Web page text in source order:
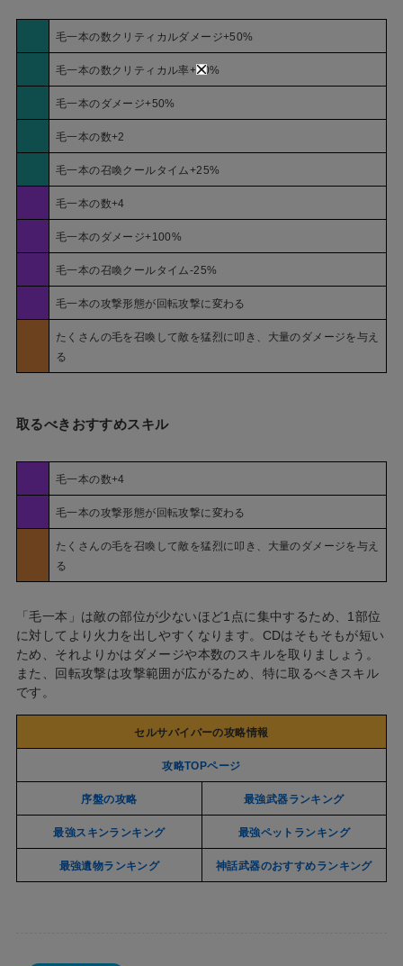
毛一本の数クリティカルダメージ+50%
毛一本の数クリティカル率+20%
毛一本のダメージ+50%
毛一本の数+2
毛一本の召喚クールタイム+25%
毛一本の数+4
毛一本のダメージ+100%
毛一本の召喚クールタイム-25%
毛一本の攻撃形態が回転攻撃に変わる
たくさんの毛を召喚して敵を猛烈に叩き、大量のダメージを与え
る
取るべきおすすめスキル
毛一本の数+4
毛一本の攻撃形態が回転攻撃に変わる
たくさんの毛を召喚して敵を猛烈に叩き、大量のダメージを与え
る
「毛一本」は敵の部位が少ないほど1点に集中するため、1部位
に対してより火力を出しやすくなります。CDはそもそもが短い
ため、それよりかはダメージや本数のスキルを取りましょう。
また、回転攻撃は攻撃範囲が広がるため、特に取るべきスキル
です。
セルサバイバーの攻略情報
攻略TOPページ
序盤の攻略 最強武器ランキング
最強スキンランキング 最強ペットランキング
最強遺物ランキング 神話武器のおすすめランキング